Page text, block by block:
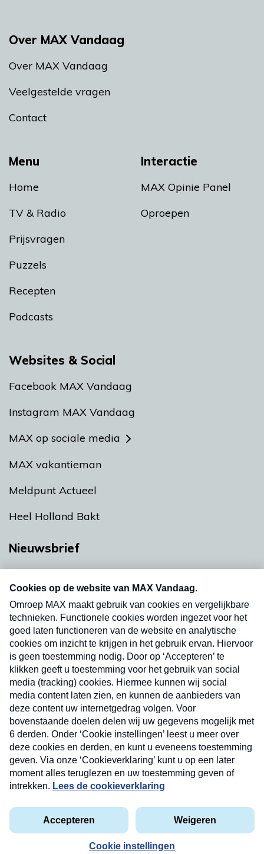
Menu
Home
TV & Radio
Prijsvragen
Puzzels
Recepten
Podcasts
Interactie
MAX Opinie Panel
Oproepen
Over MAX Vandaag
Over MAX Vandaag
Veelgestelde vragen
Contact
Websites & Social
Facebook MAX Vandaag
Instagram MAX Vandaag
MAX op sociale media
MAX vakantieman
Meldpunt Actueel
Heel Holland Bakt
Nieuwsbrief
nieuwsbrief. Elke vrijdag- en dinsdagochtend in
uw mailbox.
Verzend
Privacyverklaring
Cookieverklaring
Kwetsbaarheid melden
Copyright © 2026 MAX Vandaag - Omroep MAX
Nieuwsbrief
Neem hier een gratis abonnement op onze
nieuwsbrief. Elke vrijdag- en dinsdagochtend in uw